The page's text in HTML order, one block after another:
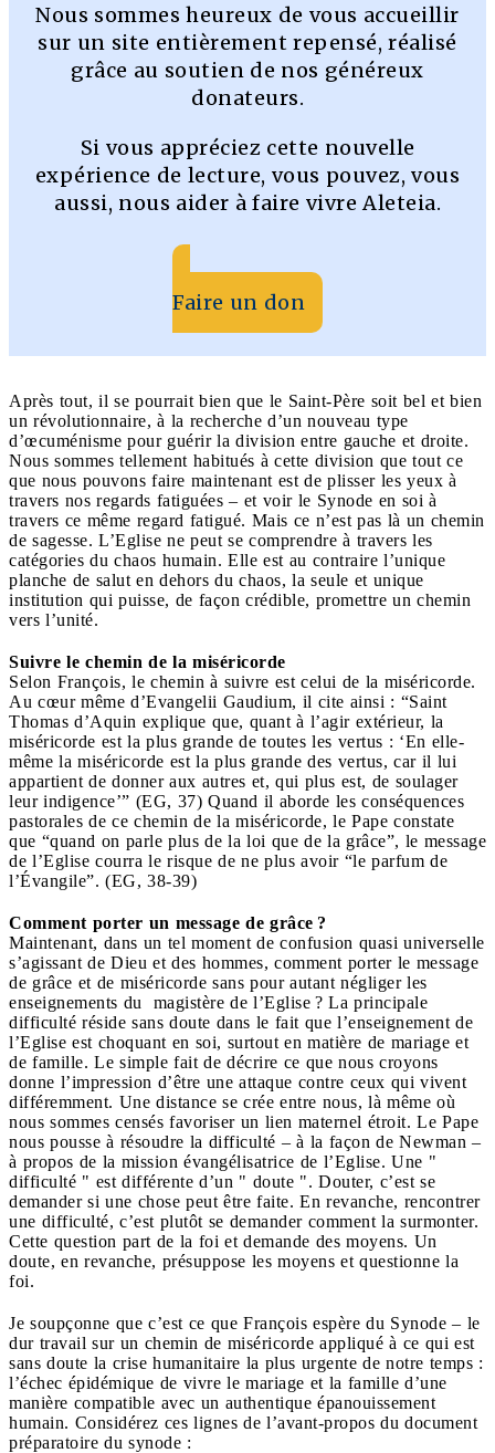
Nous sommes heureux de vous accueillir
sur un site entièrement repensé, réalisé
grâce au soutien de nos généreux
donateurs.
Si vous appréciez cette nouvelle
expérience de lecture, vous pouvez, vous
aussi, nous aider à faire vivre Aleteia.
Faire un don
Après tout, il se pourrait bien que le Saint-Père soit bel et bien
un révolutionnaire, à la recherche d’un nouveau type
d’œcuménisme pour guérir la division entre gauche et droite.
Nous sommes tellement habitués à cette division que tout ce
que nous pouvons faire maintenant est de plisser les yeux à
travers nos regards fatiguées – et voir le Synode en soi à
travers ce même regard fatigué. Mais ce n’est pas là un chemin
de sagesse. L’Eglise ne peut se comprendre à travers les
catégories du chaos humain. Elle est au contraire l’unique
planche de salut en dehors du chaos, la seule et unique
institution qui puisse, de façon crédible, promettre un chemin
vers l’unité.
Suivre le chemin de la miséricorde
Selon François, le chemin à suivre est celui de la miséricorde.
Au cœur même d’Evangelii Gaudium, il cite ainsi : “Saint
Thomas d’Aquin explique que, quant à l’agir extérieur, la
miséricorde est la plus grande de toutes les vertus : ‘En elle-
même la miséricorde est la plus grande des vertus, car il lui
appartient de donner aux autres et, qui plus est, de soulager
leur indigence’” (EG, 37) Quand il aborde les conséquences
pastorales de ce chemin de la miséricorde, le Pape constate
que “quand on parle plus de la loi que de la grâce”, le message
de l’Eglise courra le risque de ne plus avoir “le parfum de
l’Évangile”. (EG, 38-39)
Comment porter un message de grâce ?
Maintenant, dans un tel moment de confusion quasi universelle
s’agissant de Dieu et des hommes, comment porter le message
de grâce et de miséricorde sans pour autant négliger les
enseignements du magistère de l’Eglise ? La principale
difficulté réside sans doute dans le fait que l’enseignement de
l’Eglise est choquant en soi, surtout en matière de mariage et
de famille. Le simple fait de décrire ce que nous croyons
donne l’impression d’être une attaque contre ceux qui vivent
différemment. Une distance se crée entre nous, là même où
nous sommes censés favoriser un lien maternel étroit. Le Pape
nous pousse à résoudre la difficulté – à la façon de Newman –
à propos de la mission évangélisatrice de l’Eglise. Une "
difficulté " est différente d’un " doute ". Douter, c’est se
demander si une chose peut être faite. En revanche, rencontrer
une difficulté, c’est plutôt se demander comment la surmonter.
Cette question part de la foi et demande des moyens. Un
doute, en revanche, présuppose les moyens et questionne la
foi.
Je soupçonne que c’est ce que François espère du Synode – le
dur travail sur un chemin de miséricorde appliqué à ce qui est
sans doute la crise humanitaire la plus urgente de notre temps :
l’échec épidémique de vivre le mariage et la famille d’une
manière compatible avec un authentique épanouissement
humain. Considérez ces lignes de l’avant-propos du document
préparatoire du synode :